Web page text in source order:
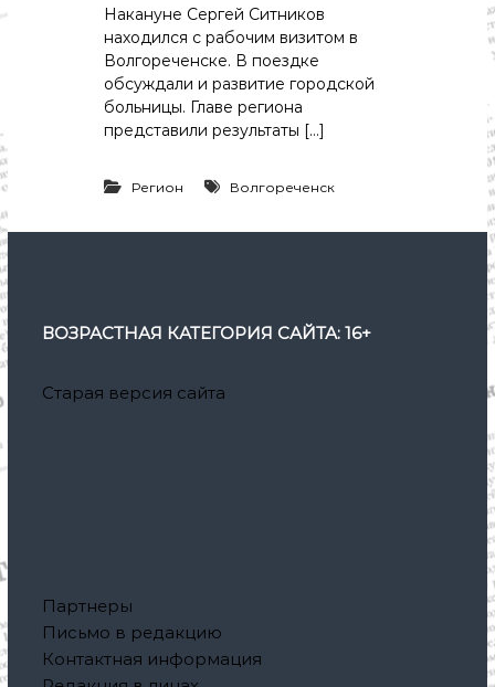
Накануне Сергей Ситников
находился с рабочим визитом в
Волгореченске. В поездке
обсуждали и развитие городской
больницы. Главе региона
представили результаты […]
Регион Волгореченск
ВОЗРАСТНАЯ КАТЕГОРИЯ САЙТА: 16+
Старая версия сайта
Партнеры
Письмо в редакцию
Контактная информация